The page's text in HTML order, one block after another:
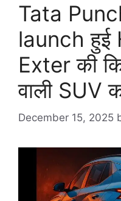
Tata
launch हुई
Exter की
वाली SUV
December 15, 2025